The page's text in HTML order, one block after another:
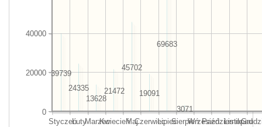
StyczeńLutyMarzecKwiecieńMajCzerwiecLipiecSierpieńWrzesień
Październik
Listopad
0
20000
40000
3071
69683
19091
45702
21472
13628
24335
39739